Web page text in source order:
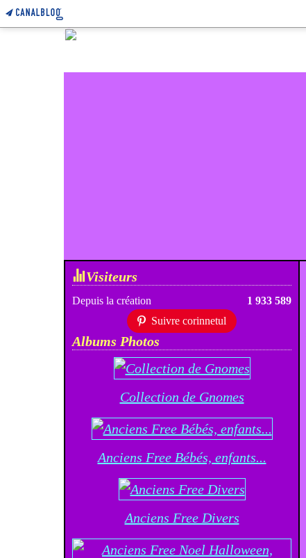
Visiteurs
Depuis la création
1 933 589
Suivre corinnetul
Albums Photos
Collection de Gnomes
Anciens Free Bébés, enfants...
Anciens Free Divers